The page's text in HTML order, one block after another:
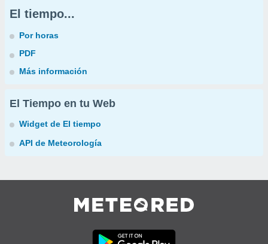
El tiempo...
Por horas
PDF
Más información
El Tiempo en tu Web
Widget de El tiempo
API de Meteorología